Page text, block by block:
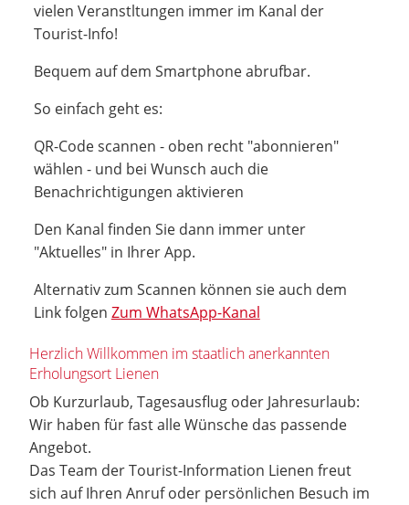
vielen Veranstltungen immer im Kanal der
Tourist-Info!
Bequem auf dem Smartphone abrufbar.
So einfach geht es:
QR-Code scannen - oben recht "abonnieren"
wählen - und bei Wunsch auch die
Benachrichtigungen aktivieren
Den Kanal finden Sie dann immer unter
"Aktuelles" in Ihrer App.
Alternativ zum Scannen können sie auch dem
Link folgen Zum WhatsApp-Kanal
Herzlich Willkommen im staatlich anerkannten
Erholungsort Lienen
Ob Kurzurlaub, Tagesausflug oder Jahresurlaub:
Wir haben für fast alle Wünsche das passende
Angebot.
Das Team der Tourist-Information Lienen freut
sich auf Ihren Anruf oder persönlichen Besuch im